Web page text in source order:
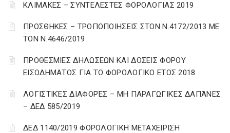
ΚΛΙΜΑΚΕΣ – ΣΥΝΤΕΛΕΣΤΕΣ ΦΟΡΟΛΟΓΙΑΣ 2019
ΠΡΟΣΘΗΚΕΣ – ΤΡΟΠΟΠΟΙΗΣΕΙΣ ΣΤΟΝ Ν.4172/2013 ΜΕ
ΤΟΝ Ν.4646/2019
ΠΡΟΘΕΣΜΙΕΣ ΔΗΛΩΣΕΩΝ ΚΑΙ ΔΟΣΕΙΣ ΦΟΡΟΥ
ΕΙΣΟΔΗΜΑΤΟΣ ΓΙΑ ΤΟ ΦΟΡΟΛΟΓΙΚΟ ΕΤΟΣ 2018
ΛΟΓΙΣΤΙΚΈΣ ΔΙΑΦΟΡΈΣ – ΜΗ ΠΑΡΑΓΩΓΙΚΈΣ ΔΑΠΆΝΕΣ
– ΔΕΔ 585/2019
ΔΕΔ 1140/2019 ΦΟΡΟΛΟΓΙΚΗ ΜΕΤΑΧΕΙΡΙΣΗ